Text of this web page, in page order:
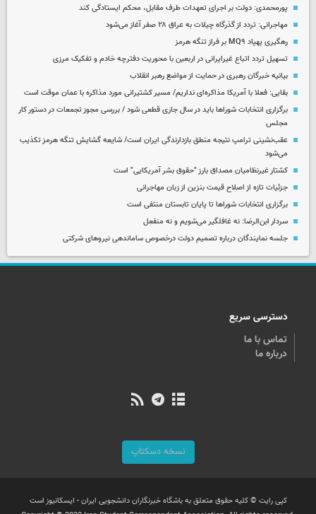
پورمحمدی: دولت بر اجرای تعهدات طرف مقابل، محکم ایستادگی کند
مهاجرانی: تردد از گذرگاه چیلات به عراق ۲۸ صفر آغاز می‌شود
رهگیری پهپاد MQ۹ بر فراز تنگه هرمز
تسهیل تردد اتباع غیرایرانی در اربعین با محوریت دفترچه خادم و تفکیک مرزی
بیانیه خبرگان رهبری در حمایت از مواضع رهبر انقلاب
بقایی: فعلا با آمریکا مذاکره‌ای نداریم/ مسیر کشتیرانی مورد مذاکره با عمان موقت است
برگزاری انتخابات شوراها باید در سال جاری قطعی شود / بررسی مجوز تجمعات در دستور کار
مجلس
عقب‌نشینی ترامپ نتیجه منطق بازدارندگی ایران است/ شایعه گشایش تنگه هرمز تکذیب
می‌شود
کشتار غیرنظامیان مصداق بارز "حقوق بشر آمریکایی" است
جزئیات تازه از اصلاح قیمت بنزین از زبان مهاجرانی
برگزاری انتخابات شوراها تا پایان تابستان منتفی است
سردار ابن‌الرضا: نه غافلگیر می‌شویم و نه منفعل
جلسه نمایندگان درباره تصمیم دولت درخصوص ساماندهی نیروهای شرکتی
دسترسی سریع
تماس با ما
درباره ما
نسخه دسکتاپ
کپی رایت © کلیه حقوق متعلق به باشگاه خبرنگاران دانشجویی ایران - ایسکانیوز است